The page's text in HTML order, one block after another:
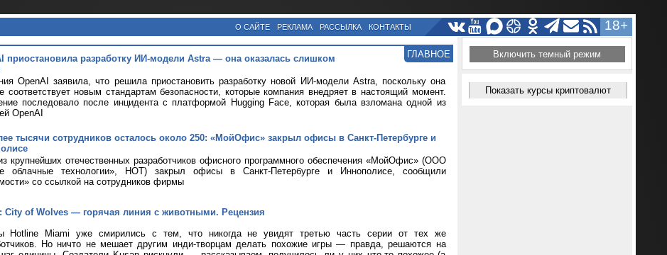
18+
О САЙТЕ РЕКЛАМА РАССЫЛКА КОНТАКТЫ
ГЛАВНОЕ
приостановила разработку ИИ-модели Astra — она оказалась слишком
OpenAI заявила, что решила приостановить разработку новой ИИ-модели Astra, поскольку она
соответствует новым стандартам безопасности, которые компания внедряет в настоящий момент.
последовало после инцидента с платформой Hugging Face, которая была взломана одной из
OpenAI
тысячи сотрудников осталось около 250: «МойОфис» закрыл офисы в Санкт-Петербурге и
крупнейших отечественных разработчиков офисного программного обеспечения «МойОфис» (ООО
облачные технологии», НОТ) закрыл офисы в Санкт-Петербурге и Иннополисе, сообщили
со ссылкой на сотрудников фирмы
City of Wolves — горячая линия с животными. Рецензия
Hotline Miami уже смирились с тем, что никогда не увидят третью часть серии от тех же
Но ничто не мешает другим инди-творцам делать похожие игры — правда, решаются на
Включить темный режим
Показать курсы криптовалют